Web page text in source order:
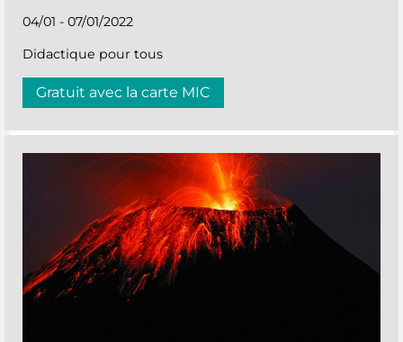
04/01 - 07/01/2022
Didactique pour tous
Gratuit avec la carte MIC